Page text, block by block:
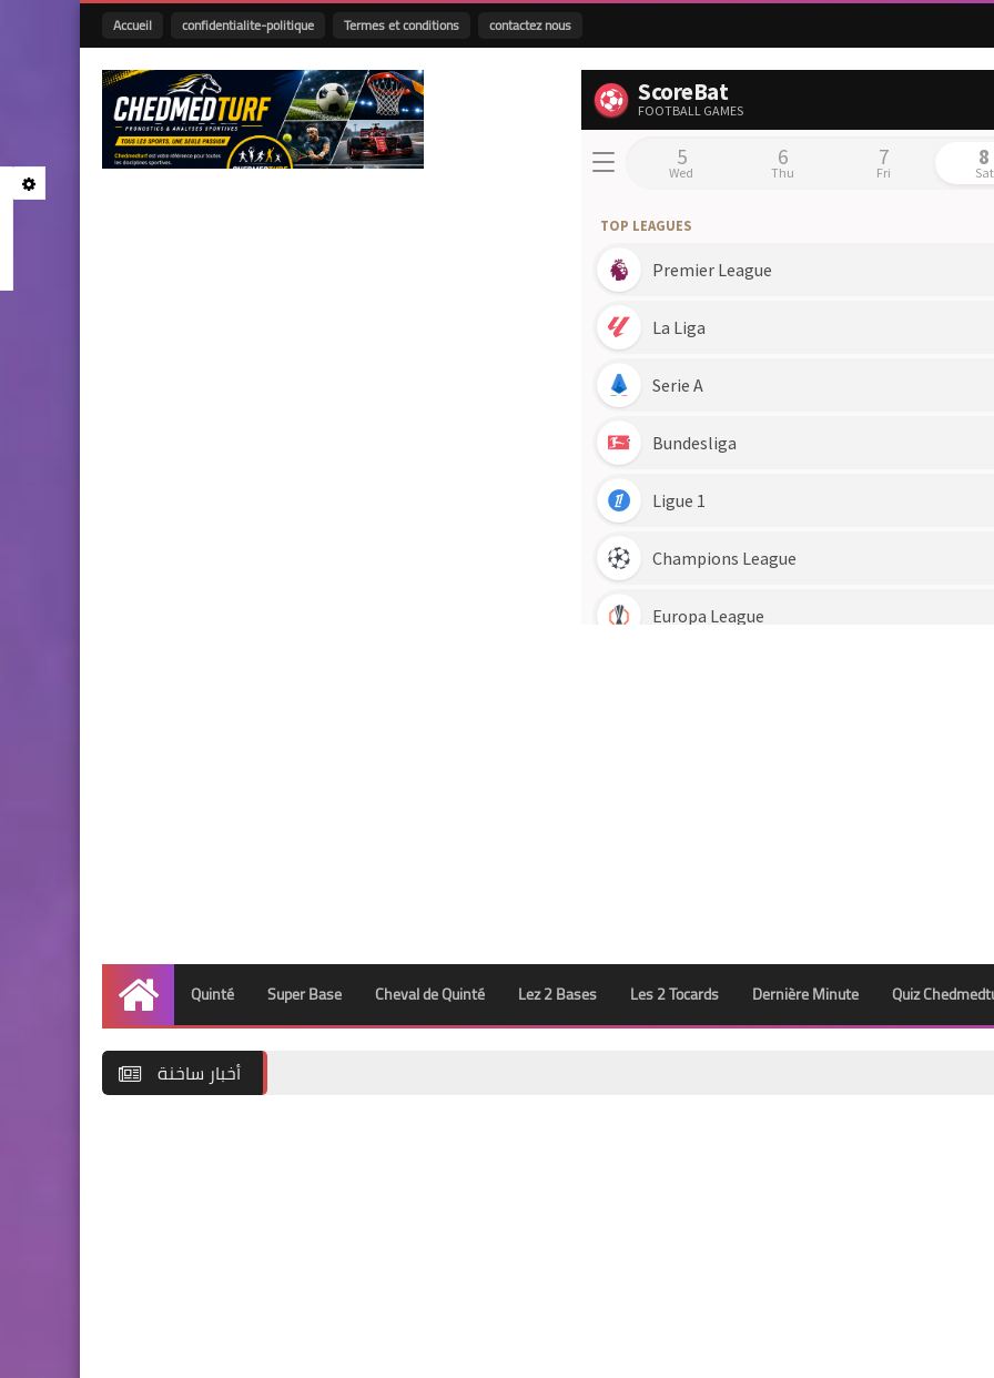
Accueil confidentialite-politique Termes et conditions contactez nous
Accueil
Quinté Super Base Cheval de Quinté Lez 2 Bases Les 2 Tocards Dernière Minute Quiz
أخبار ساخنة